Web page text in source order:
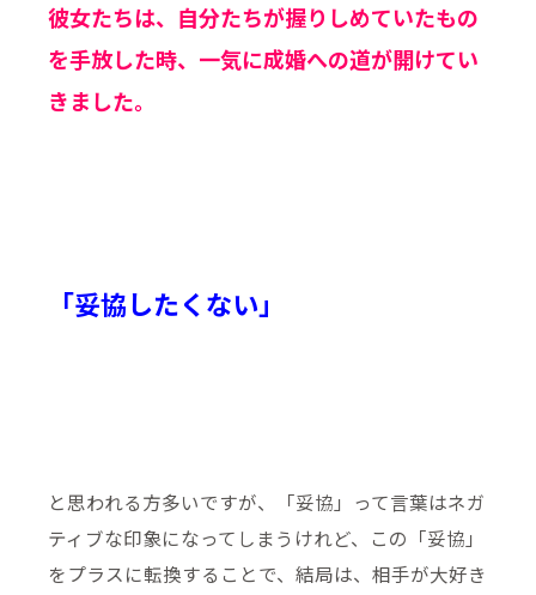
彼女たちは、自分たちが握りしめていたもの
を手放した時、一気に成婚への道が開けてい
きました。
「妥協したくない」
と思われる方多いですが、「妥協」って言葉はネガ
ティブな印象になってしまうけれど、この「妥協」
をプラスに転換することで、結局は、相手が大好き